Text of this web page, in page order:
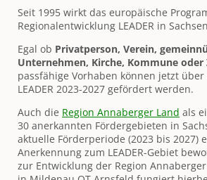
Seit 1995 wirkt das europäische
Regionalentwicklung LEADER in
Egal ob Privatperson, Verein,
Unternehmen, Kirche, Kommune oder
passfähige Vorhaben können jetzt über
LEADER 2023-2027 gefördert werden.
Auch die Region Annaberger Land als
30 anerkannten Fördergebieten in
aktuelle Förderperiode (2023 bis 2027)
Anerkennung zum LEADER-Gebiet
zur Entwicklung der Region